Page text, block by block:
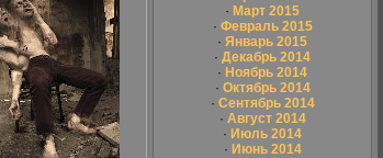
· Март 2015
· Февраль 2015
· Январь 2015
· Декабрь 2014
· Ноябрь 2014
· Октябрь 2014
· Сентябрь 2014
· Август 2014
· Июль 2014
· Июнь 2014